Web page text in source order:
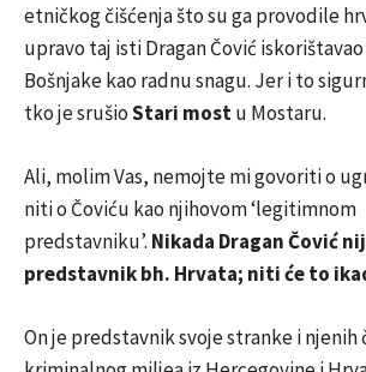
etničkog čišćenja što su ga provodile
upravo taj isti Dragan Čović
Bošnjake kao radnu snagu. Jer i to
tko je srušioStari mostu Mostaru.
Ali, molim Vas, nemojte mi govoriti o
niti o Čoviću kao njihovom ‘legitimnom
predstavniku’. Nikada Dragan Čović
predstavnik bh. Hrvata; niti će to
On je predstavnik svoje stranke i njenih